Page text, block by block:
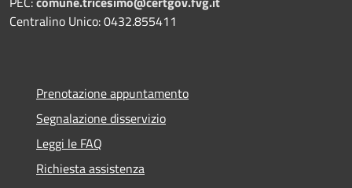
Centralino Unico: 0432.855411
Prenotazione appuntamento
Segnalazione disservizio
Leggi le FAQ
Richiesta assistenza